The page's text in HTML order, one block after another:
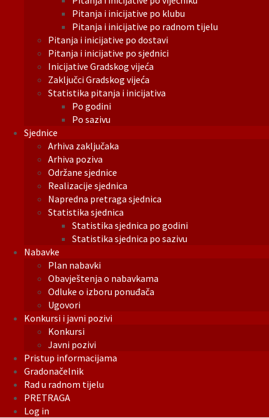
Pitanja i inicijative po klubu
Pitanja i inicijative po radnom tijelu
Pitanja i inicijative po dostavi
Pitanja i inicijative po sjednici
Inicijative Gradskog vijeća
Zaključci Gradskog vijeća
Statistika pitanja i inicijativa
Po godini
Po sazivu
Sjednice
Arhiva zaključaka
Arhiva poziva
Održane sjednice
Realizacije sjednica
Napredna pretraga sjednica
Statistika sjednica
Statistika sjednica po godini
Statistika sjednica po sazivu
Nabavke
Plan nabavki
Obavještenja o nabavkama
Odluke o izboru ponuđača
Ugovori
Konkursi i javni pozivi
Konkursi
Javni pozivi
Pristup informacijama
Gradonačelnik
Rad u radnom tijelu
PRETRAGA
Log in